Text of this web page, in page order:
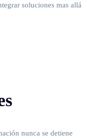
soluciones mas allá
nunca se detiene